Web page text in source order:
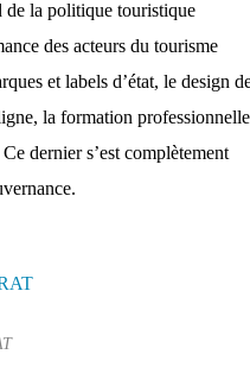
de la politique touristique
des acteurs du tourisme
et labels d’état, le design
la formation professionnelle
dernier s’est complètement